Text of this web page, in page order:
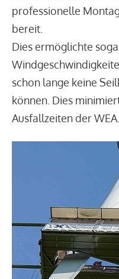
professionelle
bereit.
Dies ermöglichte
schon lange keine
können. Dies
Ausfallzeiten der WEA.